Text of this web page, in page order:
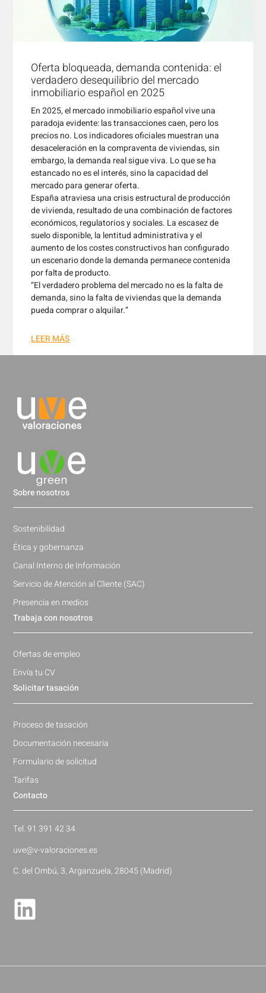
Oferta bloqueada, demanda contenida: el
verdadero desequilibrio del mercado
inmobiliario español en 2025
En 2025, el mercado inmobiliario español vive una
paradoja evidente: las transacciones caen, pero los
precios no. Los indicadores oficiales muestran una
desaceleración en la compraventa de viviendas, sin
embargo, la demanda real sigue viva. Lo que se ha
estancado no es el interés, sino la capacidad del
mercado para generar oferta.
España atraviesa una crisis estructural de producción
de vivienda, resultado de una combinación de factores
económicos, regulatorios y sociales. La escasez de
suelo disponible, la lentitud administrativa y el
aumento de los costes constructivos han configurado
un escenario donde la demanda permanece contenida
por falta de producto.
“El verdadero problema del mercado no es la falta de
demanda, sino la falta de viviendas que la demanda
pueda comprar o alquilar.”
LEER MÁS
Contacto
Tel. 91 391 42 34
uve@v-valoraciones.es
C. del Ombú, 3, Arganzuela, 28045 (Madrid)
Solicitar tasación
Proceso de tasación
Documentación necesaria
Formulario de solicitud
Tarifas
Trabaja con nosotros
Ofertas de empleo
Envía tu CV
Sobre nosotros
Sostenibilidad
Ética y gobernanza
Canal Interno de Información
Servicio de Atención al Cliente (SAC)
Presencia en medios